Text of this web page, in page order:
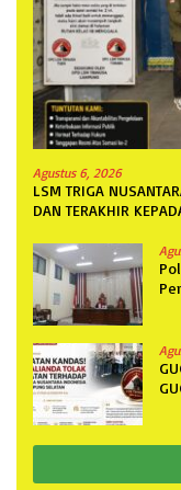
Agustus 6, 2026
LSM TRIGA
DAN TERAKHIR